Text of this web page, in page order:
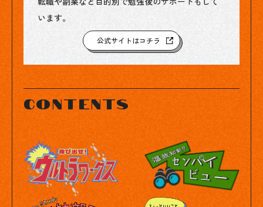
います。
公式サイトはコチラ
contents